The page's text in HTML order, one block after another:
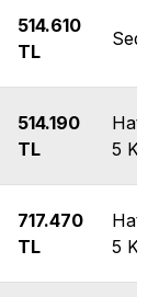
514.610
TL
514.190
TL
5
717.470
TL
5